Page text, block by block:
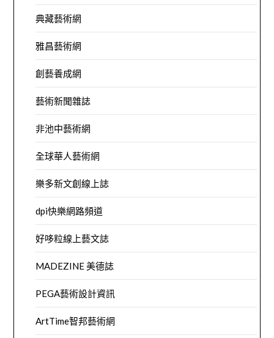
典藏藝術網
雅昌藝術網
創藝養成網
藝術新聞雜誌
非池中藝術網
全球華人藝術網
樂多新文創線上誌
dpi快樂網路頻道
好哆粒線上藝文誌
MADEZINE 美德誌
PEGA藝術設計資訊
ArtTime智邦藝術網